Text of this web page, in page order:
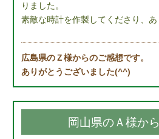
りました。
素敵な時計を作製してくださり、あ
広島県のＺ様からのご感想です。
ありがとうございました(^^)
岡山県のＡ様か